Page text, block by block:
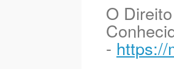
O
- https://